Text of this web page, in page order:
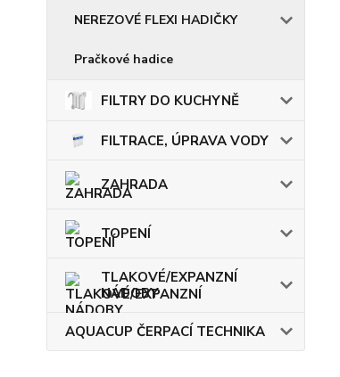
NEREZOVÉ FLEXI HADIČKY
Pračkové hadice
FILTRY DO KUCHYNĚ
FILTRACE, ÚPRAVA VODY
ZAHRADA
TOPENÍ
TLAKOVÉ/EXPANZNÍ
NÁDOBY
AQUACUP ČERPACÍ TECHNIKA